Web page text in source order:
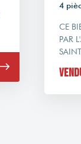
4
CE
PAR